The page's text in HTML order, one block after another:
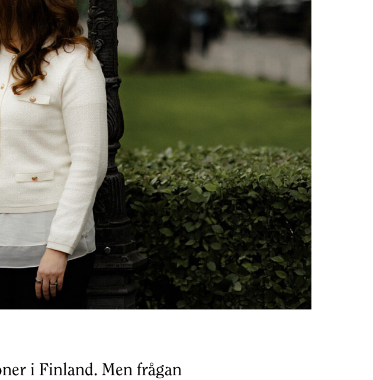
i Finland. Men frågan